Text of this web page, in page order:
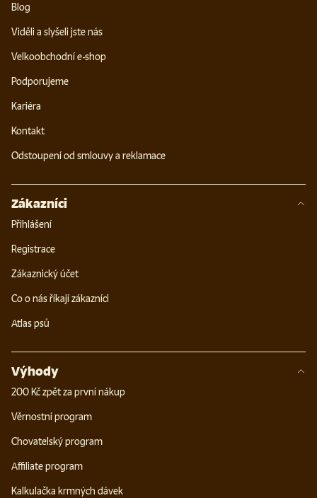
Blog
Viděli a slyšeli jste nás
Velkoobchodní e-shop
Podporujeme
Kariéra
Kontakt
Odstoupení od smlouvy a reklamace
Zákazníci
Přihlášení
Registrace
Zákaznický účet
Co o nás říkají zákazníci
Atlas psů
Výhody
200 Kč zpět za první nákup
Věrnostní program
Chovatelský program
Affiliate program
Kalkulačka krmných dávek